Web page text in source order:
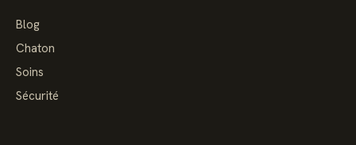
Blog
Chaton
Soins
Sécurité